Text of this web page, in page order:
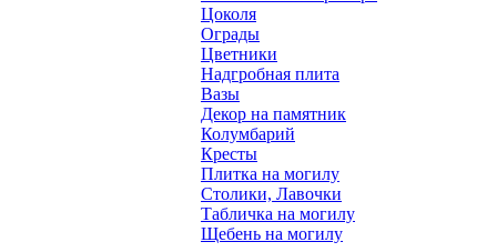
Цоколя
Ограды
Цветники
Надгробная плита
Вазы
Декор на памятник
Колумбарий
Кресты
Плитка на могилу
Столики, Лавочки
Табличка на могилу
Щебень на могилу